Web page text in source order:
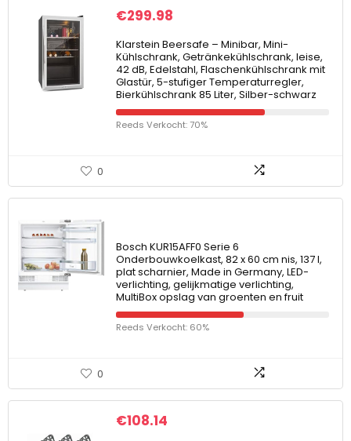
€299.98
Klarstein Beersafe – Minibar, Mini-
Kühlschrank, Getränkekühlschrank, leise,
42 dB, Edelstahl, Flaschenkühlschrank mit
Glastür, 5-stufiger Temperaturregler,
Bierkühlschrank 85 Liter, Silber-schwarz
Reeds Verkocht: 70%
0
Bosch KUR15AFF0 Serie 6
Onderbouwkoelkast, 82 x 60 cm nis, 137 l,
plat scharnier, Made in Germany, LED-
verlichting, gelijkmatige verlichting,
MultiBox opslag van groenten en fruit
Reeds Verkocht: 60%
0
€108.14